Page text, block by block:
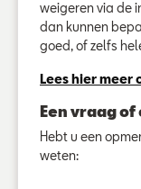
weigeren via de
dan kunnen
goed, of zelfs
Lees hier meer
Een vraag
Hebt u een
weten: